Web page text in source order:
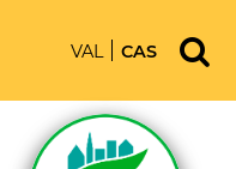
VAL CAS